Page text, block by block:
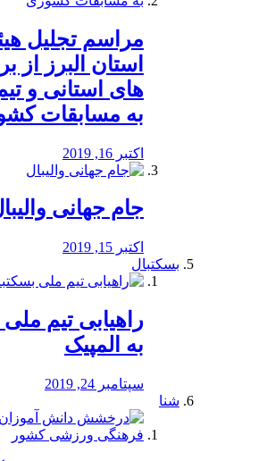
مراسم تجلیل
استان البرز از
های استانی و
به مسابقات
اکتبر 16, 2019
جام جهانی
اکتبر 15, 2019
بسکتبال
راهیابی تیم
به المپیک
سپتامبر 24, 2019
شنا